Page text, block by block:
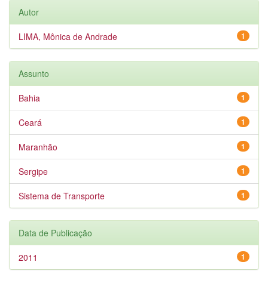
Autor
1
LIMA, Mônica de Andrade
Assunto
1
Bahia
1
Ceará
1
Maranhão
1
Sergipe
1
Sistema de Transporte
Data de Publicação
1
2011